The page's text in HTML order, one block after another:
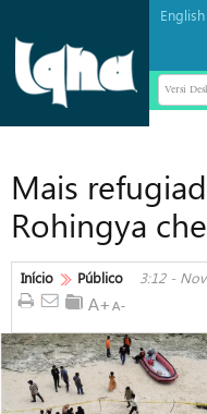
English
Versi
Mais
Rohingya
Início Público 3:12 -